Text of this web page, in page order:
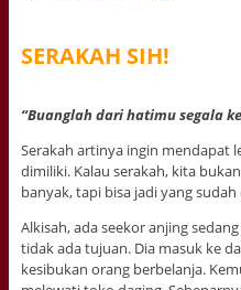
SERAKAH SIH!
“Buanglah dari hatimu segala
Serakah artinya ingin mendapat
dimiliki. Kalau serakah, kita
banyak, tapi bisa jadi yang
Alkisah, ada seekor anjing
tidak ada tujuan. Dia masuk ke
kesibukan orang berbelanja.